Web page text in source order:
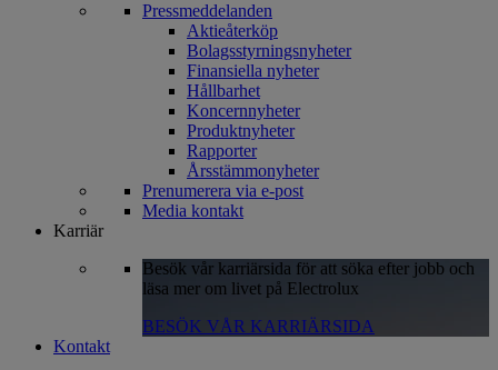
Pressmeddelanden
Aktieåterköp
Bolagsstyrningsnyheter
Finansiella nyheter
Hållbarhet
Koncernnyheter
Produktnyheter
Rapporter
Årsstämmonyheter
Prenumerera via e-post
Media kontakt
Karriär
Besök vår karriärsida för att söka efter jobb och
läsa mer om livet på Electrolux
BESÖK VÅR KARRIÄRSIDA
Kontakt